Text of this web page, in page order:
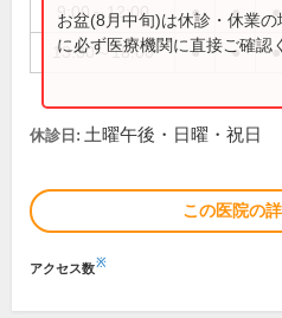
9:00～12:00 ● ● ●
13:30～18:00 ● ● ●
お盆(8月中旬)は休診・休業
に必ず医療機関に直接ご確認
休診日: 土曜午後・日曜・祝日
この医院の
アクセス数※